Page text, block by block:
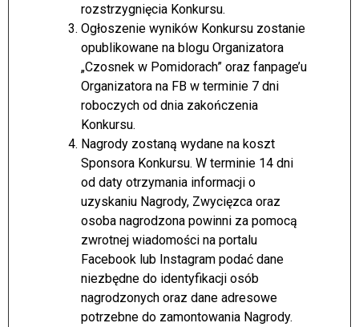
rozstrzygnięcia Konkursu.
Ogłoszenie wyników Konkursu zostanie
opublikowane na blogu Organizatora
„Czosnek w Pomidorach” oraz fanpage’u
Organizatora na FB w terminie 7 dni
roboczych od dnia zakończenia
Konkursu.
Nagrody zostaną wydane na koszt
Sponsora Konkursu. W terminie 14 dni
od daty otrzymania informacji o
uzyskaniu Nagrody, Zwycięzca oraz
osoba nagrodzona powinni za pomocą
zwrotnej wiadomości na portalu
Facebook lub Instagram podać dane
niezbędne do identyfikacji osób
nagrodzonych oraz dane adresowe
potrzebne do zamontowania Nagrody.